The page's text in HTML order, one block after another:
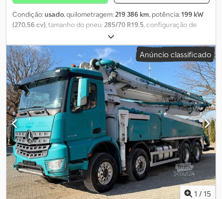
Condição:usado, quilometragem:219 386 km, potência:199 kW
(270,56 cv), tamanho do pneu:285/70 R19.5, configuração de
, tipo de engrenagem:
emissão:Euro 6, suspensão:ar, comprimento total:8 300 mm,
largura total:2 550 mm , altura total: 3 600 mm, Ano de fabrico:
2014, Equipamento:ABS, ar condicionado, bloqueio do
diferencial, espelho retrovisor elétrico, fecho centralizado,
regulação eléctrica dos vidros, = Opções e acessórios adicionais
= - Controlo da climatização - Lubrificação centralizada - Rádio =
Mais informações = Material aplicável: Betão Chodezdvv Tjpfx
Acmea Tamanho dos pneus: 285/70 R19.5 Suspensão: suspensão
pneumática Eixo 1: Travões: travões de disco Peso vazio: 14.420 kg
Capacidade de carga: 580 kg GVW: 15.000 kg
Anúncio classificado
1 / 15